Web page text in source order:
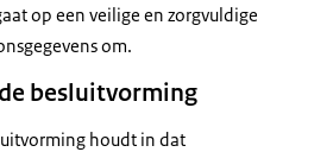
op een veilige en zorgvuldige
om.
besluitvorming
houdt in dat